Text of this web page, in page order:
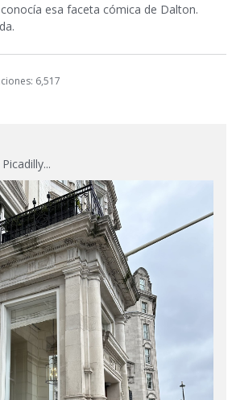
esa faceta cómica de Dalton.
6,517